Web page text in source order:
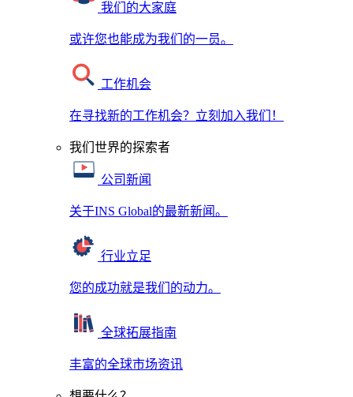
我们的大家庭
或许您也能成为我们的一员。
工作机会
在寻找新的工作机会？立刻加入我们！
我们世界的探索者
公司新闻
关于INS Global的最新新闻。
行业立足
您的成功就是我们的动力。
全球拓展指南
丰富的全球市场资讯